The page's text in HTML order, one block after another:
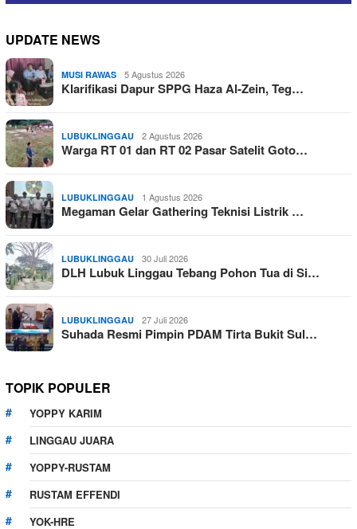
UPDATE NEWS
MUSI RAWAS 5 Agustus 2026
Klarifikasi Dapur SPPG Haza Al-Zein, Teg…
LUBUKLINGGAU 2 Agustus 2026
Warga RT 01 dan RT 02 Pasar Satelit Goto…
LUBUKLINGGAU 1 Agustus 2026
Megaman Gelar Gathering Teknisi Listrik …
LUBUKLINGGAU 30 Juli 2026
DLH Lubuk Linggau Tebang Pohon Tua di Si…
LUBUKLINGGAU 27 Juli 2026
Suhada Resmi Pimpin PDAM Tirta Bukit Sul…
TOPIK POPULER
YOPPY KARIM
LINGGAU JUARA
YOPPY-RUSTAM
RUSTAM EFFENDI
YOK-HRE